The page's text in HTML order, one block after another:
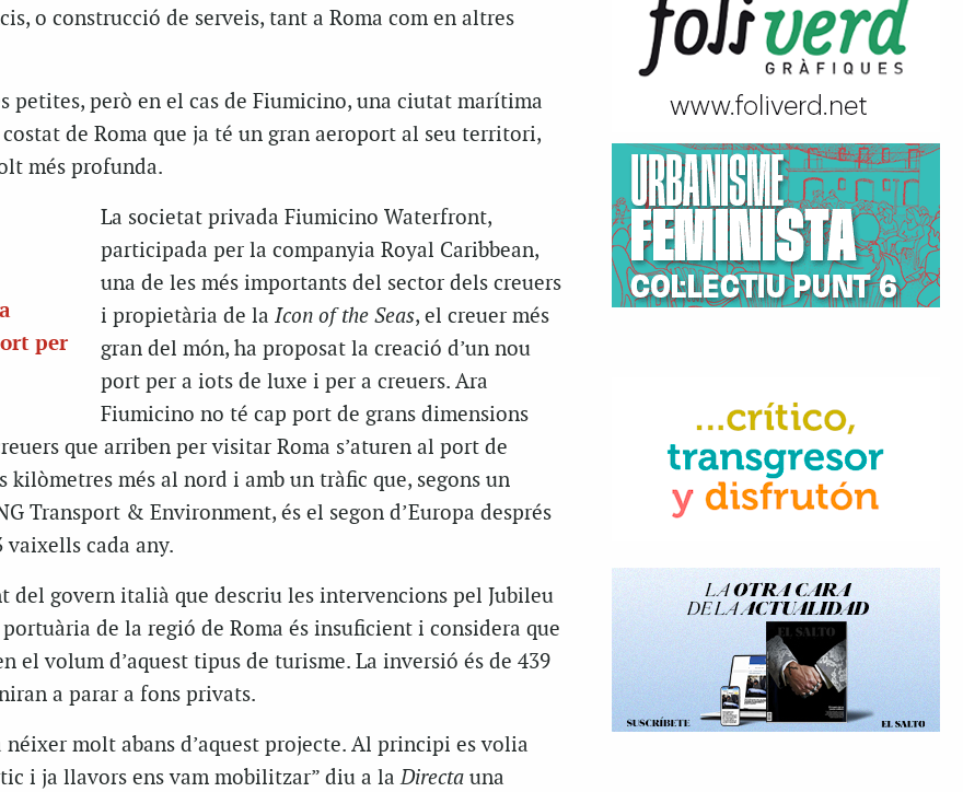
o construcció de serveis, tant a Roma com en altres
petites, però en el cas de Fiumicino, una ciutat marítima
de Roma que ja té un gran aeroport al seu territori,
més profunda.
per
La societat privada Fiumicino Waterfront,
participada per la companyia Royal Caribbean,
una de les més importants del sector dels creuers
i propietària de la Icon of the Seas, el creuer més
gran del món, ha proposat la creació d’un nou
port per a iots de luxe i per a creuers. Ara
Fiumicino no té cap port de grans dimensions
que arriben per visitar Roma s’aturen al port de
kilòmetres més al nord i amb un tràfic que, segons un
Transport & Environment, és el segon d’Europa després
vaixells cada any.
del govern italià que descriu les intervencions pel Jubileu
de la regió de Roma és insuficient i considera que
el volum d’aquest tipus de turisme. La inversió és de 439
a parar a fons privats.
néixer molt abans d’aquest projecte. Al principi es volia
i ja llavors ens vam mobilitzar” diu a laDirectauna